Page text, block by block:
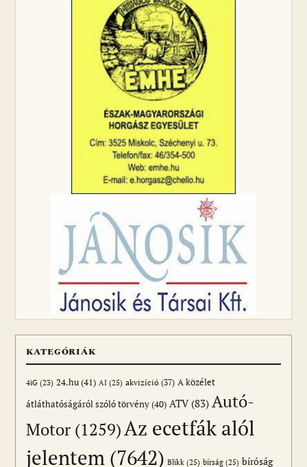
KATEGÓRIÁK
4iG (23) 24.hu(41) AI (25) akvizíció (37) A közélet
átláthatóságáról szóló törvény(40) ATV(83) Autó-
Motor (1259)Az ecetfák alól
jelentem (7642) Blikk (25) bírság (25) bíróság